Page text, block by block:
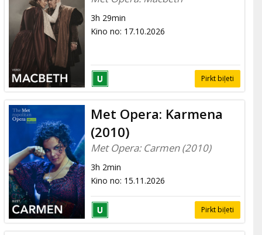
3h 29min
Kino no: 17.10.2026
Pirkt biļeti
Met Opera: Karmena
(2010)
Met Opera: Carmen (2010)
3h 2min
Kino no: 15.11.2026
Pirkt biļeti